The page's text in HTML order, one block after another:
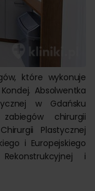
które wykonuje
Absolwentka
w Gdańsku
chirurgii
Plastycznej
i Europejskiego
i